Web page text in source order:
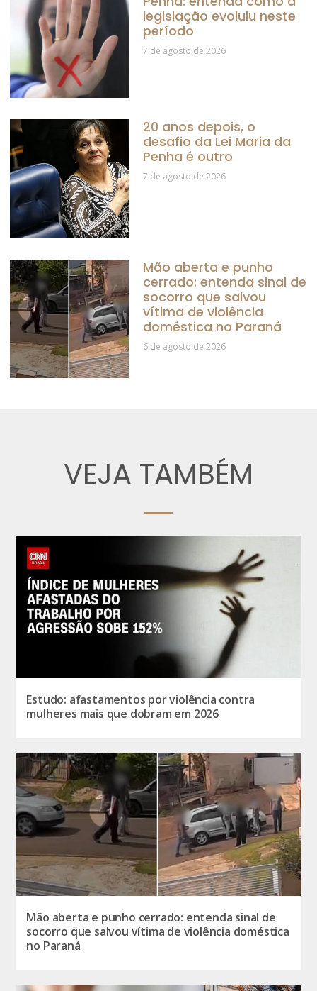
legislação evoluiu neste
período
7 de agosto de 2026
20 anos depois, o
desafio da Lei Maria da
Penha é outro
7 de agosto de 2026
Mão aberta e punho
cerrado: entenda sinal de
socorro que salvou
vítima de violência
doméstica no Paraná
6 de agosto de 2026
VEJA TAMBÉM
Estudo: afastamentos por violência contra
mulheres mais que dobram em 2026
Mão aberta e punho cerrado: entenda sinal de
socorro que salvou vítima de violência doméstica
no Paraná